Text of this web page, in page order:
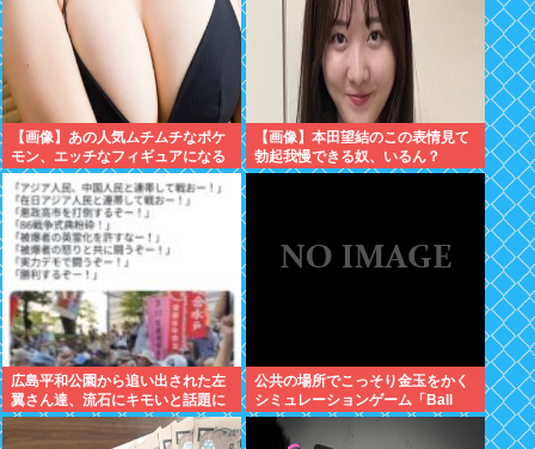
【画像】あの人気ムチムチなポケ
モン、エッチなフィギュアになる
【画像】本田望結のこの表情見て
勃起我慢できる奴、いるん？
広島平和公園から追い出された左
翼さん達、流石にキモいと話題に
公共の場所でこっそり金玉をかく
シミュレーションゲーム「Ball
Scratch Simulator」がSteamで
発表される